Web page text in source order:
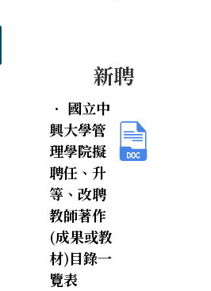
新聘
． 國立中
興大學管
理學院擬
聘任、升
等、改聘
教師著作
(成果或教
材)目錄一
覽表